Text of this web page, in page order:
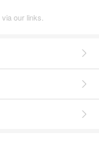
our links.